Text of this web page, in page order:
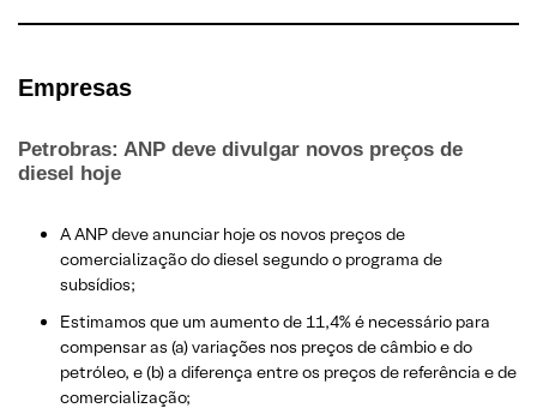
​Empresas
Petrobras: ANP deve divulgar novos preços de
diesel hoje
A ANP deve anunciar hoje os novos preços de
comercialização do diesel segundo o programa de
subsídios;
Estimamos que um aumento de 11,4% é necessário para
compensar as (a) variações nos preços de câmbio e do
petróleo, e (b) a diferença entre os preços de referência e de
comercialização;